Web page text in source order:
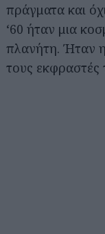
πράγματα και
‘60 ήταν μια
πλανήτη. Ήταν
τους εκφραστές